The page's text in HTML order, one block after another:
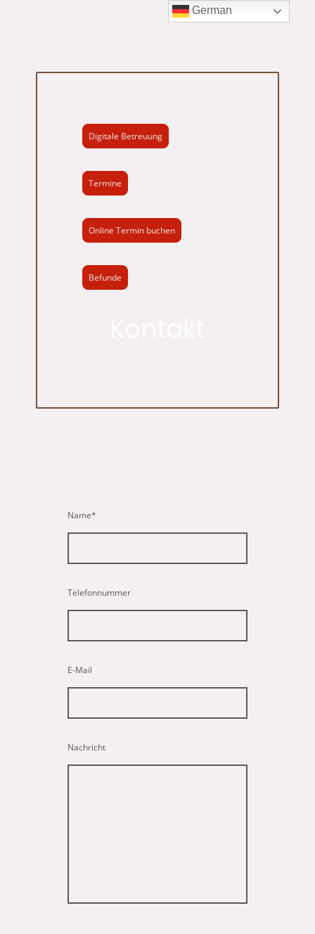
Digitale Betreuung
Termine
Online Termin buchen
Befunde
Name*
Telefonnummer
E-Mail
Nachricht
German